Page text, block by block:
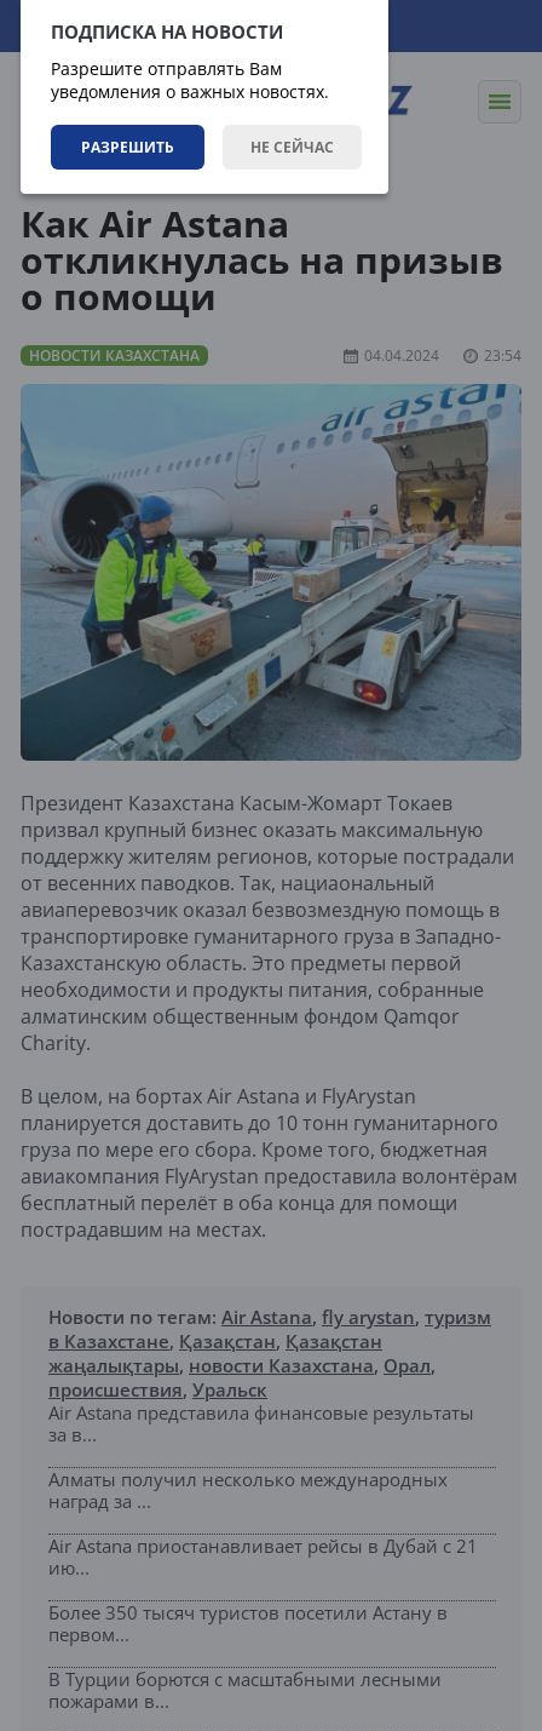
ПОДПИСКА НА НОВОСТИ
Разрешите отправлять Вам
уведомления о важных новостях.
РАЗРЕШИТЬ НЕ СЕЙЧАС
09.08.2026 19:19:49
Как Air Astana
откликнулась на призыв
о помощи
НОВОСТИ КАЗАХСТАНА 04.04.2024 23:54
Президент Казахстана Касым-Жомарт Токаев
призвал крупный бизнес оказать максимальную
поддержку жителям регионов, которые пострадали
от весенних паводков. Так, нациаональный
авиаперевозчик оказал безвозмездную помощь в
транспортировке гуманитарного груза в Западно-
Казахстанскую область. Это предметы первой
необходимости и продукты питания, собранные
алматинским общественным фондом Qamqor
Charity.
В целом, на бортах Air Astana и FlyArystan
планируется доставить до 10 тонн гуманитарного
груза по мере его сбора. Кроме того, бюджетная
авиакомпания FlyArystan предоставила волонтёрам
бесплатный перелёт в оба конца для помощи
пострадавшим на местах.
Новости по тегам: Air Astana, fly arystan, туризм
в Казахстане, Қазақстан, Қазақстан
жаңалықтары, новости Казахстана, Орал,
происшествия, Уральск
Air Astana представила финансовые результаты
за в...
Алматы получил несколько международных
наград за ...
Air Astana приостанавливает рейсы в Дубай с 21
ию...
Более 350 тысяч туристов посетили Астану в
первом...
В Турции борются с масштабными лесными
пожарами в...